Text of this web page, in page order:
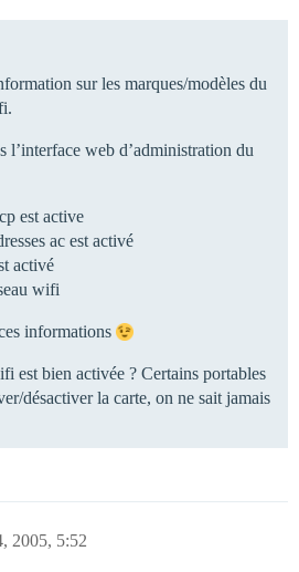
sur les marques/modèles du
l’interface web d’administration du
est active
ac est activé
activé
wifi
informations
est bien activée ? Certains portables
désactiver la carte, on ne sait jamais
2005, 5:52